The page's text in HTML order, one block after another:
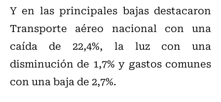
Y en las principales bajas destacaron
Transporte aéreo nacional con una
caída de 22,4%, la luz con una
disminución de 1,7% y gastos comunes
con una baja de 2,7%.